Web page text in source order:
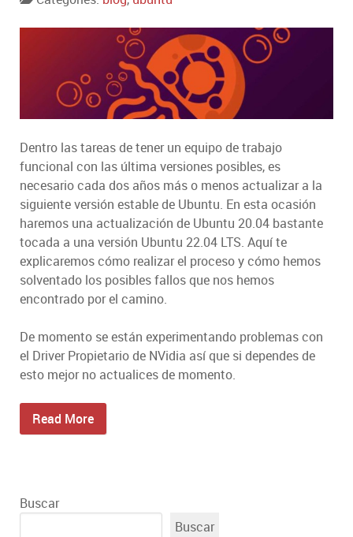
Dentro las tareas de tener un equipo de trabajo
funcional con las última versiones posibles, es
necesario cada dos años más o menos actualizar a la
siguiente versión estable de Ubuntu. En esta ocasión
haremos una actualización de Ubuntu 20.04 bastante
tocada a una versión Ubuntu 22.04 LTS. Aquí te
explicaremos cómo realizar el proceso y cómo hemos
solventado los posibles fallos que nos hemos
encontrado por el camino.
De momento se están experimentando problemas con
el Driver Propietario de NVidia así que si dependes de
esto mejor no actualices de momento.
Read More
Buscar
Buscar